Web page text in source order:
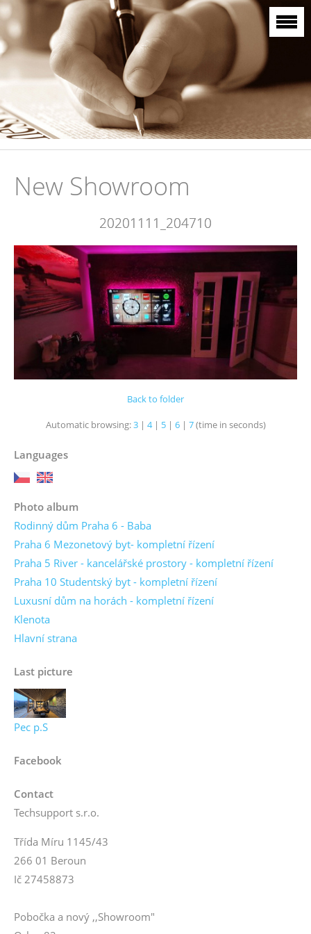
New Showroom
20201111_204710
Back to folder
Automatic browsing:3| 4| 5| 6| 7(time in seconds)
Languages
Photo album
Rodinný dům Praha 6 - Baba
Praha 6 Mezonetový byt- kompletní řízení
Praha 5 River - kancelářské prostory - kompletní řízení
Praha 10 Studentský byt - kompletní řízení
Luxusní dům na horách - kompletní řízení
Klenota
Hlavní strana
Last picture
Pec p.S
Facebook
Contact
Techsupport s.r.o.
Třída Míru 1145/43
266 01 Beroun
Ič 27458873
Pobočka a nový ,,Showroom"